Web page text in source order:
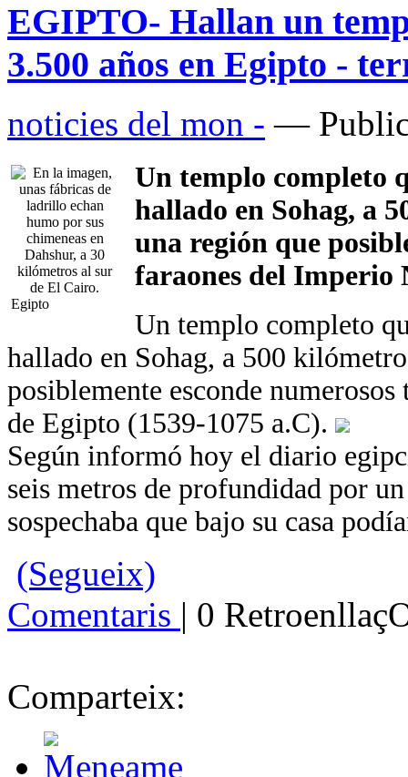
EGIPTO- Hallan un
3.500 años en Egipto -
noticies del mon - —
Egipto
Un templo completo
hallado en Sohag, a
una región que
faraones del Imperio
Un templo completo
hallado en Sohag, a 500
posiblemente esconde
de Egipto (1539-1075 a.C).
Según informó hoy el diario
seis metros de profundidad por
sospechaba que bajo su casa
(Segueix)
Comentaris | 0
Comparteix: